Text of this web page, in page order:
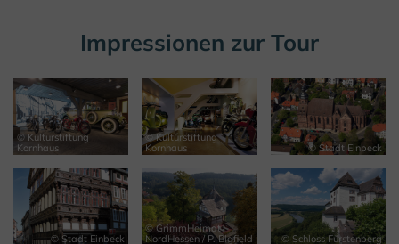
Impressionen zur Tour
© Kulturstiftung
Kornhaus
© Kulturstiftung
Kornhaus
© Stadt Einbeck
© Stadt Einbeck
© GrimmHeimat
NordHessen / P. Blafield
© Schloss Fürstenberg